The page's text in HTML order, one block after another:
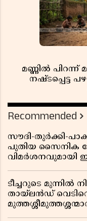
മണ്ണിൽ പിറന്ന്
നഷ്ടപ്പെട്ട
Recommended
സൗദി-തുർക്കി-
പുതിയ സൈനിക
വിമർശനവുമായി
ടീച്ചറുടെ മുന്നിൽ
തായ്‌ലൻഡ്